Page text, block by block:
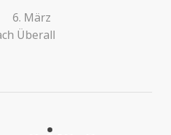
6. März
Überall